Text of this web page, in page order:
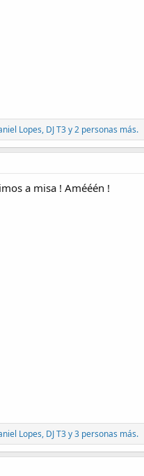
Lopes, DJ T3y 2 personas más.
a misa ! Amééén !
Lopes, DJ T3y 3 personas más.